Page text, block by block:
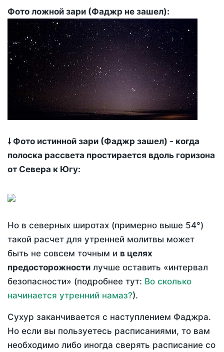
Фото ложной зари (Фаджр не зашел):
🠗 Фото истинной зари (Фаджр зашел) - когда
полоска рассвета простирается вдоль горизона
от Севера к Югу:
Но в северных широтах (примерно выше 54°)
такой расчет для утренней молитвы может
быть не совсем точным и в целях
предосторожности лучше оставить «интервал
безопасности» (подробнее тут: Во сколько
начинается утренний намаз?).
Сухур заканчивается с наступлением Фаджра.
Но если вы пользуетесь расписаниями, то вам
необходимо либо иногда сверять расписание со